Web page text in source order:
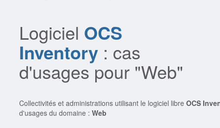
Logiciel OCS
Inventory : cas
d'usages pour "Web"
Collectivités et administrations utilisant le logiciel libreOCS
d'usages du domaine :Web